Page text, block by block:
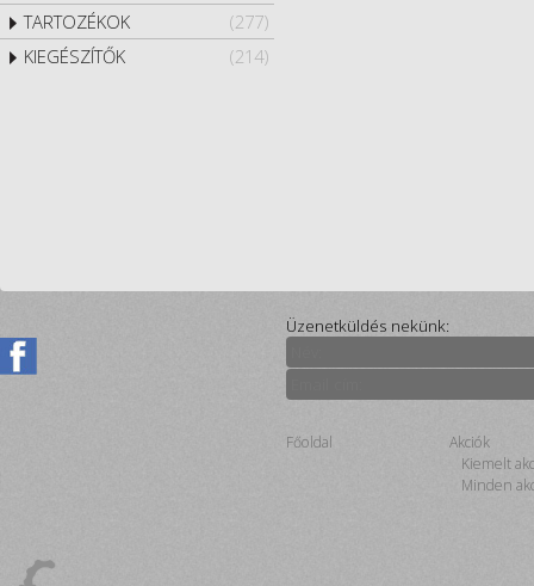
(277)
TARTOZÉKOK
(214)
KIEGÉSZÍTŐK
Üzenetküldés nekünk:
Főoldal
Akciók
Kiemelt
Minden